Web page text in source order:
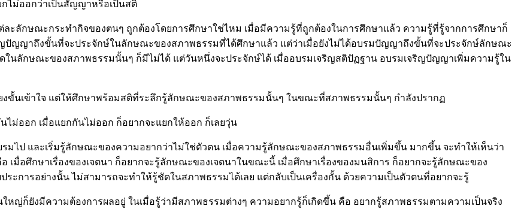
ไม่ออกว่าเป็นสัญญาหรือเป็นสติ
ะลักษณะกระทำกิจของตนๆ ถูกต้องโดยการศึกษาใช่ไหม เมื่อมีความรู้ที่ถูกต้องในการศึกษาแล้ว ความรู้ที่รู้จากการศึกษาก็
ปัญญาถึงขั้นที่จะประจักษ์ในลักษณะของสภาพธรรมที่ได้ศึกษาแล้ว แต่ว่าเมื่อยังไม่ได้อบรมปัญญาถึงขั้นที่จะประจักษ์ลักษณะ
ในลักษณะของสภาพธรรมนั้นๆ ก็มีไม่ได้ แต่วันหนึ่งจะประจักษ์ได้ เมื่ออบรมเจริญสติปัฏฐาน อบรมเจริญปัญญาเพิ่มความรู้ใน
ขั้นเข้าใจ แต่ให้ศึกษาพร้อมสติที่ระลึกรู้ลักษณะของสภาพธรรมนั้นๆ ในขณะที่สภาพธรรมนั้นๆ กำลังปรากฏ
ม่ออก เมื่อแยกกันไม่ออก ก็อยากจะแยกให้ออก ก็เลยวุ่น
รมไป และเริ่มรู้ลักษณะของความอยากว่าไม่ใช่ตัวตน เมื่อความรู้ลักษณะของสภาพธรรมอื่นเพิ่มขึ้น มากขึ้น จะทำให้เห็นว่า
เมื่อศึกษาเรื่องของเจตนา ก็อยากจะรู้ลักษณะของเจตนาในขณะนี้ เมื่อศึกษาเรื่องของมนสิการ ก็อยากจะรู้ลักษณะของ
ระการอย่างนั้น ไม่สามารถจะทำให้รู้ชัดในสภาพธรรมได้เลย แต่กลับเป็นเครื่องกั้น ด้วยความเป็นตัวตนที่อยากจะรู้
หญ่ก็ยังมีความต้องการผลอยู่ ในเมื่อรู้ว่ามีสภาพธรรมต่างๆ ความอยากรู้ก็เกิดขึ้น คือ อยากรู้สภาพธรรมตามความเป็นจริง